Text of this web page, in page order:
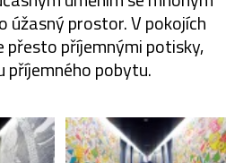
úžasný prostor. V pokojích
příjemnými potisky,
pobytu.